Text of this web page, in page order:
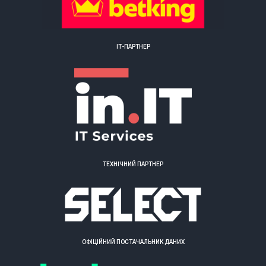
ІТ-ПАРТНЕР
ТЕХНІЧНИЙ ПАРТНЕР
ОФІЦІЙНИЙ ПОСТАЧАЛЬНИК ДАНИХ